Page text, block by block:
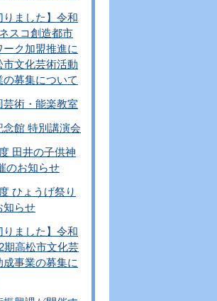
りました】令和
スコ創造都市
ーク加盟推進に
市文化芸術活動
の募集について
芸術・能楽教室
念館 特別講演会
田井の子供神
のお知らせ
ひょうげ祭り
知らせ
りました】令和
期高松市文化芸
成事業の募集に